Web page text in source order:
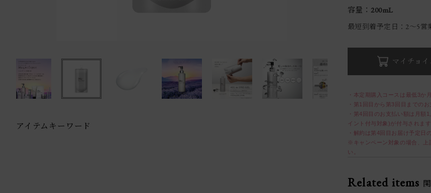
アイテムキーワード
容量：200mL
最短到着予定日：2〜5営
マイチョイ
・本定期購入コースは最低3か
・第1回目から第3回目までの
・第4回目のお支払い額は月
イント付与対象)が付与されます
・解約は第4回目お届け予定日
※キャンペーン対象の場合、上
い。
Related items